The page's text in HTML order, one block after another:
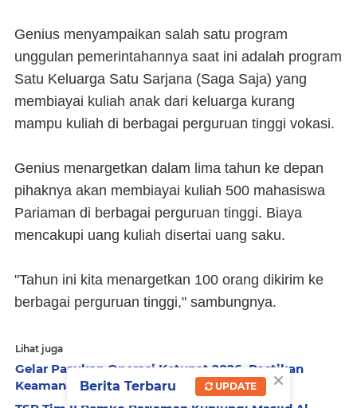
Genius menyampaikan salah satu program
unggulan pemerintahannya saat ini adalah program
Satu Keluarga Satu Sarjana (Saga Saja) yang
membiayai kuliah anak dari keluarga kurang
mampu kuliah di berbagai perguruan tinggi vokasi.
Genius menargetkan dalam lima tahun ke depan
pihaknya akan membiayai kuliah 500 mahasiswa
Pariaman di berbagai perguruan tinggi. Biaya
mencakupi uang kuliah disertai uang saku.
"Tahun ini kita menargetkan 100 orang dikirim ke
berbagai perguruan tinggi," sambungnya.
Lihat juga
Gelar Pasukan Operasi Ketupat 2026, Pastikan
Keamanan Idul Fitri di Pariaman
×
Berita Terbaru UPDATE